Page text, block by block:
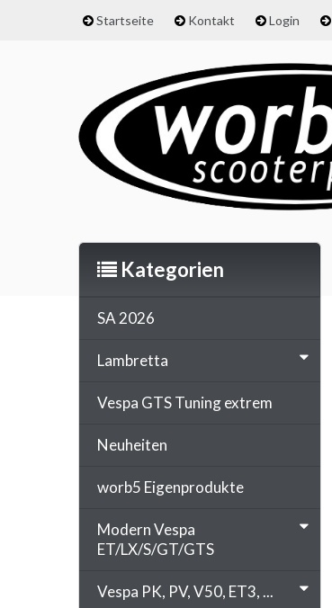
Startseite Kontakt Login
Kategorien
SA 2026
Lambretta
Vespa GTS Tuning extrem
Neuheiten
worb5 Eigenprodukte
Modern Vespa
ET/LX/S/GT/GTS
Vespa PK, PV, V50, ET3, ...